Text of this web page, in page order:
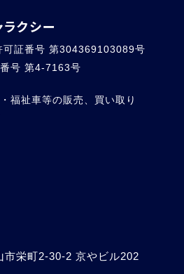
クシー
可証番号 第304369103089号
号 第4-7163号
福祉車等の販売、買い取り
市栄町2-30-2 京やビル202